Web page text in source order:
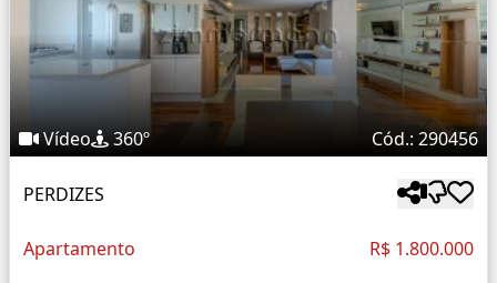
Vídeo 360º Cód.: 290456
PERDIZES
Apartamento R$ 1.800.000